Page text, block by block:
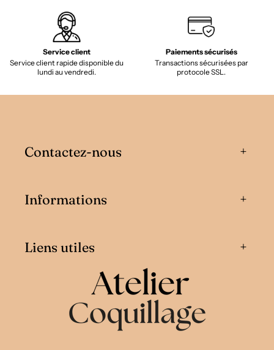
Service client
Service client rapide disponible du
lundi au vendredi.
Paiements sécurisés
Transactions sécurisées par
protocole SSL.
Contactez-nous
Informations
Liens utiles